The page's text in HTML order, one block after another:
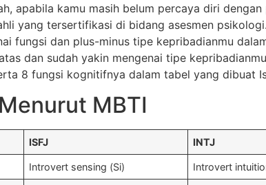
apabila kamu masih belum percaya diri
yang tersertifikasi di bidang asesmen
fungsi dan plus-minus tipe kepribadianmu
dan sudah yakin mengenai tipe
8 fungsi kognitifnya dalam tabel yang dibuat
MBTI
ISFJ INTJ
Introvert sensing (Si) Introvert